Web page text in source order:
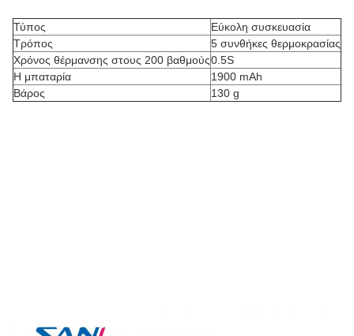
Τύπος
Εύκολη συσκευασία
Τρόπος
5 συνθήκες θερμοκρασίας
Χρόνος θέρμανσης στους 200 βαθμούς0.5S
Η μπαταρία
1900 mAh
Βάρος
130 g